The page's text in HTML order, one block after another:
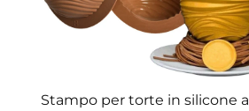
Stampo per torte in silicone a